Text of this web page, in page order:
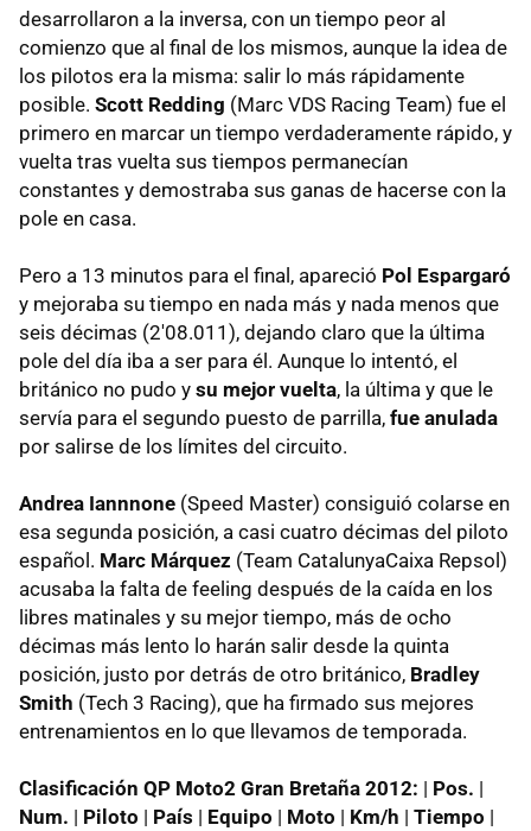
desarrollaron a la inversa, con un tiempo peor al
comienzo que al final de los mismos, aunque la idea de
los pilotos era la misma: salir lo más rápidamente
posible. Scott Redding (Marc VDS Racing Team) fue el
primero en marcar un tiempo verdaderamente rápido, y
vuelta tras vuelta sus tiempos permanecían
constantes y demostraba sus ganas de hacerse con la
pole en casa.
Pero a 13 minutos para el final, apareció Pol Espargaró
y mejoraba su tiempo en nada más y nada menos que
seis décimas (2'08.011), dejando claro que la última
pole del día iba a ser para él. Aunque lo intentó, el
británico no pudo y su mejor vuelta, la última y que le
servía para el segundo puesto de parrilla, fue anulada
por salirse de los límites del circuito.
Andrea Iannnone (Speed Master) consiguió colarse en
esa segunda posición, a casi cuatro décimas del piloto
español. Marc Márquez (Team CatalunyaCaixa Repsol)
acusaba la falta de feeling después de la caída en los
libres matinales y su mejor tiempo, más de ocho
décimas más lento lo harán salir desde la quinta
posición, justo por detrás de otro británico, Bradley
Smith (Tech 3 Racing), que ha firmado sus mejores
entrenamientos en lo que llevamos de temporada.
Clasificación QP Moto2 Gran Bretaña 2012: | Pos. |
Num. | Piloto | País | Equipo | Moto | Km/h | Tiempo |